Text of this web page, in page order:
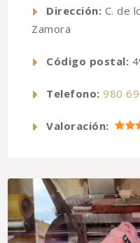
Dirección: C. de
Zamora
Código postal:
Telefono: 980
Valoración: